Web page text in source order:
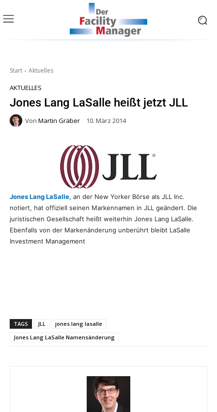
Start Aktuelles
AKTUELLES
Jones Lang LaSalle heißt jetzt JLL
Von Martin Gräber 10. März 2014
Jones Lang LaSalle, an der New Yorker Börse als JLL Inc.
notiert, hat offiziell seinen Markennamen in JLL geändert. Die
juristischen Gesellschaft heißt weiterhin Jones Lang LaSalle.
Ebenfalls von der Markenänderung unberührt bleibt LaSalle
Investment Management
TAGS JLL
jones lang lasalle
Jones Lang LaSalle Namensänderung